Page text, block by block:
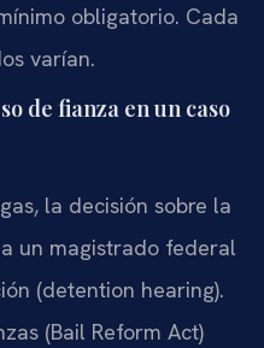
obligatorio. Cada
varían.
de fianza en un caso
la decisión sobre la
un magistrado federal
(detention hearing).
(Bail Reform Act)